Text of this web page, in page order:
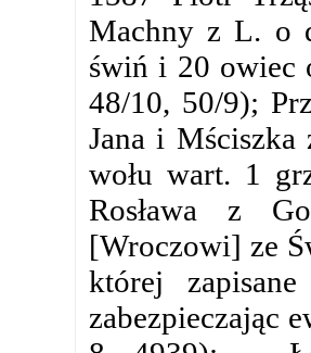
Machny z L. o
świń i 20 owiec
48/10, 50/9);
Jana i
wołu wart. 1
Rosława z
[Wroczowi] ze
której
zabezpieczając